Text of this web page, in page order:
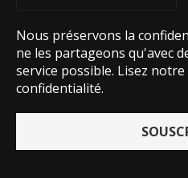
Nous préservons la
ne les partageons qu'avec
service possible. Lisez
confidentialité.